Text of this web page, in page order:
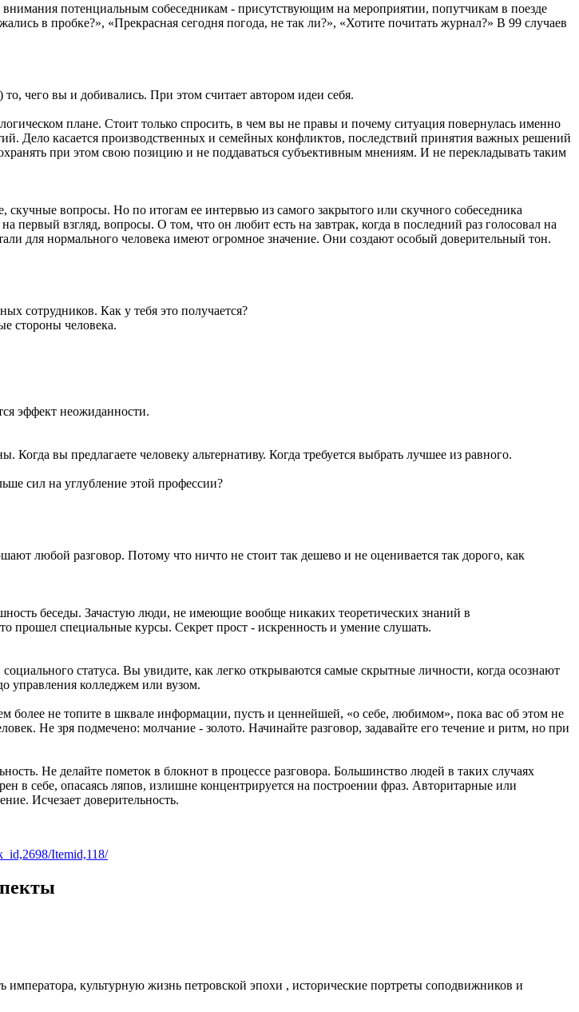
внимания потенциальным собеседникам - присутствующим на мероприятии, попутчикам в поезде
в пробке?», «Прекрасная сегодня погода, не так ли?», «Хотите почитать журнал?» В 99 случаев
чего вы и добивались. При этом считает автором идеи себя.
плане. Стоит только спросить, в чем вы не правы и почему ситуация повернулась именно
Дело касается производственных и семейных конфликтов, последствий принятия важных решений
при этом свою позицию и не поддаваться субъективным мнениям. И не перекладывать таким
вопросы. Но по итогам ее интервью из самого закрытого или скучного собеседника
первый взгляд, вопросы. О том, что он любит есть на завтрак, когда в последний раз голосовал на
для нормального человека имеют огромное значение. Они создают особый доверительный тон.
сотрудников. Как у тебя это получается?
стороны человека.
эффект неожиданности.
Когда вы предлагаете человеку альтернативу. Когда требуется выбрать лучшее из равного.
сил на углубление этой профессии?
любой разговор. Потому что ничто не стоит так дешево и не оценивается так дорого, как
беседы. Зачастую люди, не имеющие вообще никаких теоретических знаний в
прошел специальные курсы. Секрет прост - искренность и умение слушать.
статуса. Вы увидите, как легко открываются самые скрытные личности, когда осознают
управления колледжем или вузом.
более не топите в шквале информации, пусть и ценнейшей, «о себе, любимом», пока вас об этом не
Не зря подмечено: молчание - золото. Начинайте разговор, задавайте его течение и ритм, но при
Не делайте пометок в блокнот в процессе разговора. Большинство людей в таких случаях
в себе, опасаясь ляпов, излишне концентрируется на построении фраз. Авторитарные или
Исчезает доверительность.
Itemid,118/
культурную жизнь петровской эпохи , исторические портреты соподвижников и